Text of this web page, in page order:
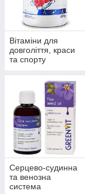
Вітаміни для
довголіття, краси
та спорту
Серцево-судинна
та венозна
система